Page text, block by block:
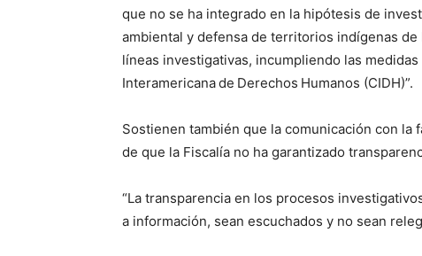
que no se ha integrado en la hipótesis de
ambiental y defensa de territorios indígenas de
líneas investigativas, incumpliendo las
Interamericana de Derechos Humanos (CIDH)”.
Sostienen también que la comunicación con la
de que la Fiscalía no ha garantizado
“La transparencia en los procesos
a información, sean escuchados y no sean